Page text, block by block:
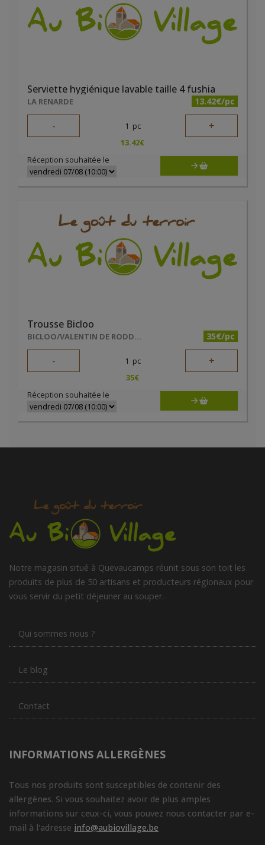
Serviette hygiénique lavable taille 4 fushia
LA RENARDE 13.42€/pc
- 1 pc +
13.42€
Réception souhaitée le
Trousse Bicloo
BICLOO/VALENTIN DE RODDER 35€/pc
- 1 pc +
35€
Réception souhaitée le
Notre magasin situé à Quevaucamps réunit sous son toit les
produits de plus de 50 artisans et producteurs régionaux pour
vous servir du petit déjeuner au souper.
Qui sommes nous ?
Le blog
Contact
INFORMATIONS ALLERGÈNES
Tous nos produits sont susceptibles de contenir des
allergènes. Si vous souhaitez avoir de plus amples
informations sur ceux-ci, vous pouvez nous contacter par e-
mail à l'adresse info@aubiovillage.be